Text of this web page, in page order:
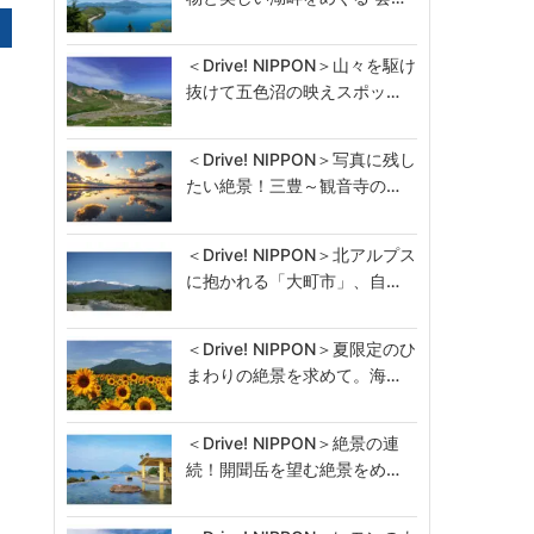
＜Drive! NIPPON＞山々を駆け
抜けて五色沼の映えスポッ…
＜Drive! NIPPON＞写真に残し
たい絶景！三豊～観音寺の…
＜Drive! NIPPON＞北アルプス
に抱かれる「大町市」、自…
＜Drive! NIPPON＞夏限定のひ
まわりの絶景を求めて。海…
＜Drive! NIPPON＞絶景の連
続！開聞岳を望む絶景をめ…